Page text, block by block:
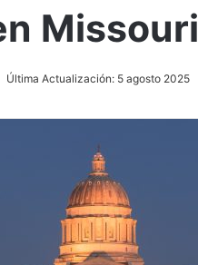
Missouri
Última Actualización: 5 agosto 2025